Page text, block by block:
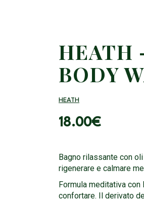
HEATH
BODY
HEATH
Bagno rilassante con
rigenerare e calmare
Formula meditativa
confortare. Il derivato
18.00€